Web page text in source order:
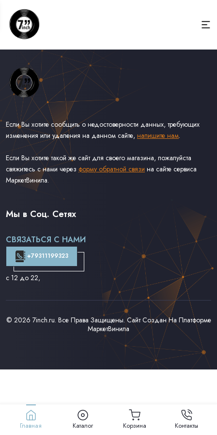
Если Вы хотите сообщить о недостоверности данных, требующих
изменения или удаления на данном сайте, напишите нам.
Если Вы хотите такой же сайт для своего магазина, пожалуйста
свяжитесь с нами через форму обратной связи на сайте сервиса
МаркетВинила.
Весь Каталог Винила на 7''
Рок на 7''
Доставка и Оплата
Контакты
Мы в Соц. Сетях
СВЯЗАТЬСЯ С НАМИ
+79311199323
с 12 до 22,
© 2026 7inch.ru. Все Права Защищены. Сайт Создан На Платформе
МаркетВинила
Главная Каталог Корзина Контакты